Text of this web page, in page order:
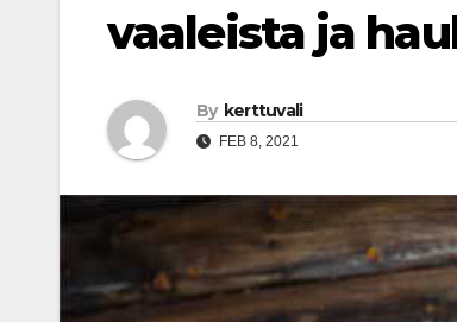
vaaleista ja
By kerttuvali
FEB 8, 2021